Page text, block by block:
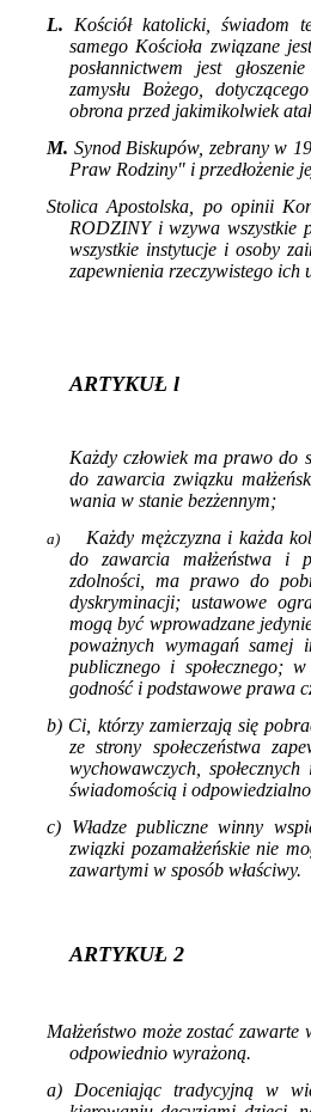
L. Kościół katolicki, świadom
samego Kościoła zwią­zane
posłannictwem jest
zamysłu Bożego,
obrona przed jakimikolwiek
M. Synod Biskupów, zebrany w
Praw Rodziny" i przedłożenie
Stolica Apostolska, po opinii
RODZINY i wzywa wszystkie
wszystkie instytucje i osoby
zapew­nienia rzeczywistego ich
ARTYKUŁ l
Każdy człowiek ma prawo do
do zawarcia związku
wania w stanie bezżennym;
a)
Każdy mężczyzna i każda
do zawarcia mał­żeństwa i
zdolności, ma prawo do
dyskryminacji; ustawowe
mogą być wprowadzane
poważnych wymagań samej
publicz­nego i społecznego;
godność i podstawowe prawa
b) Ci, którzy zamierzają się
ze strony społe­czeństwa
wychowawczych,
świadomością i
c) Władze publiczne winny
związki pozamałżeńskie nie
zawartymi w sposób właściwy.
ARTYKUŁ 2
Małżeństwo może zostać
odpowiednio wyrażoną.
a) Doceniając tradycyjną w